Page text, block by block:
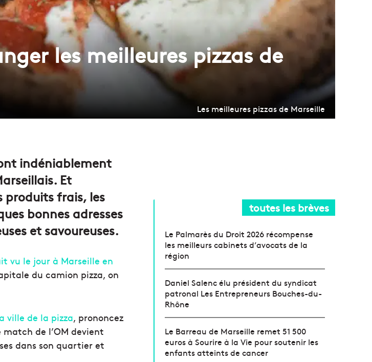
les meilleures pizzas de
Les meilleures pizzas de Marseille
indéniablement
Et
produits frais, les
bonnes adresses
et savoureuses.
vu le jour à Marseille en
du camion pizza, on
ville de la pizza, prononcez
de l’OM devient
dans son quartier et
toutes les brèves
Le Palmarès du Droit 2026 récompense
les meilleurs cabinets d’avocats de la
région
Daniel Salenc élu président du syndicat
patronal Les Entrepreneurs Bouches-du-
Rhône
Le Barreau de Marseille remet 51 500
euros à Sourire à la Vie pour soutenir les
enfants atteints de cancer